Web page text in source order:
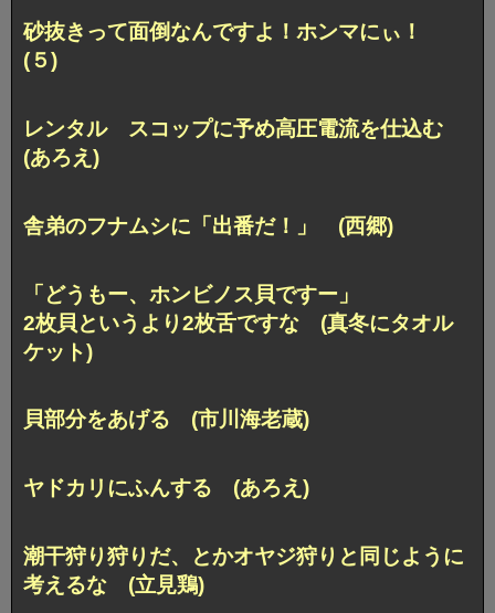
砂抜きって面倒なんですよ！ホンマにぃ！
(５)
レンタル スコップに予め高圧電流を仕込む
(あろえ)
舎弟のフナムシに「出番だ！」 (西郷)
「どうもー、ホンビノス貝ですー」
2枚貝というより2枚舌ですな (真冬にタオル
ケット)
貝部分をあげる (市川海老蔵)
ヤドカリにふんする (あろえ)
潮干狩り狩りだ、とかオヤジ狩りと同じように
考えるな (立見鶏)